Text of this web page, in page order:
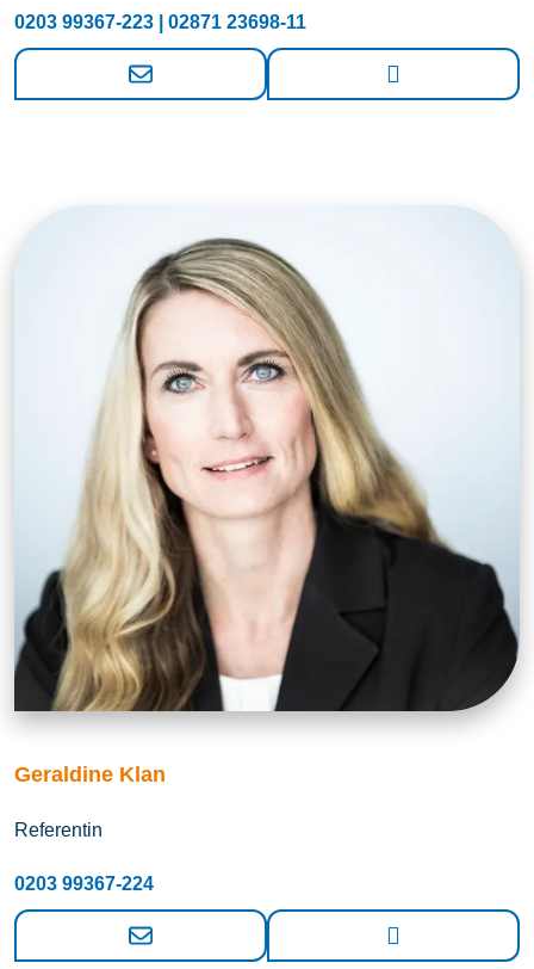
0203 99367-223 | 02871 23698-11
Geraldine Klan
Referentin
0203 99367-224